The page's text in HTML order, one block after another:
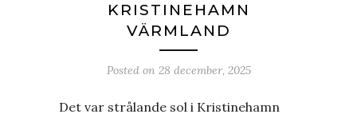
KRISTINEHAMN
VÄRMLAND
Posted on 28 december, 2025
Det var strålande sol i Kristinehamn